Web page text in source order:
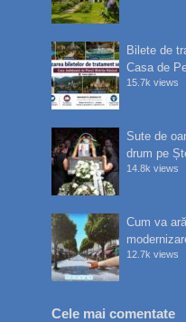
Bilete de
Casa de
15.7k views
Sute de
drum pe
14.8k views
Cum va
12.7k views
Cele mai comentate